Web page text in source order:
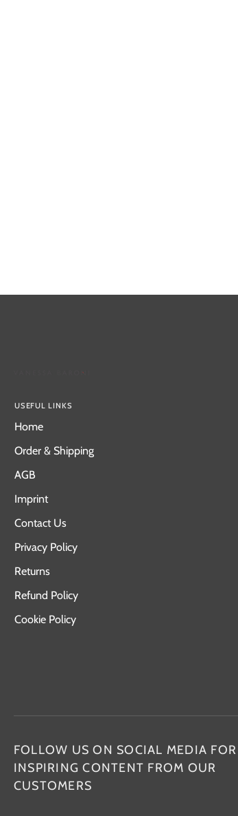
USEFUL LINKS
Home
Order & Shipping
AGB
Imprint
Contact Us
Privacy Policy
Returns
Refund Policy
Cookie Policy
FOLLOW US ON SOCIAL MEDIA FOR
INSPIRING CONTENT FROM OUR
CUSTOMERS